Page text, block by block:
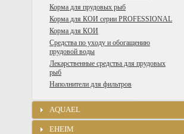
Корма для прудовых рыб
Корма для КОИ серии PROFESSIONAL
Корма для КОИ
Средства по уходу и обогащению
прудовой воды
Лекарственные средства для прудовых
рыб
Наполнители для фильтров
AQUAEL
EHEIM